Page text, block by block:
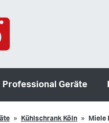
Professional Geräte
Kühlschrank Köln Miele